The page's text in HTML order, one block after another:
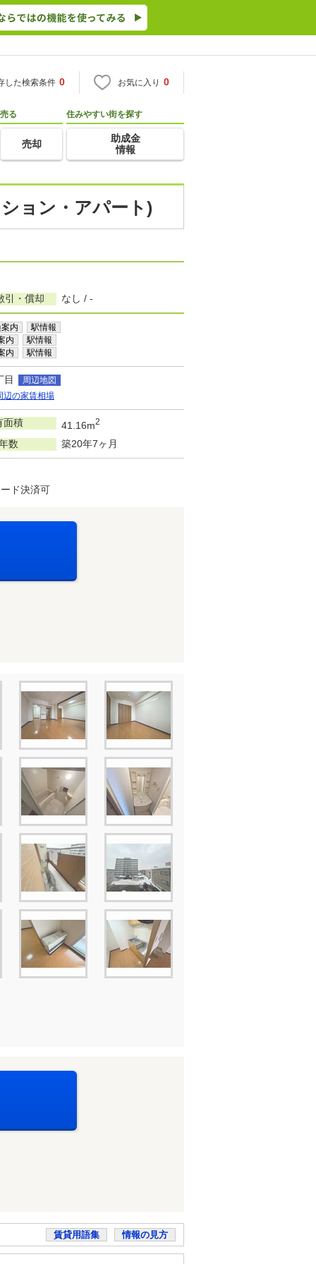
した検索条件 0 お気に入り 0
売る
売却
住みやすい街を探す
助成金
情報
ョン・アパート)
引・償却 なし / -
内 駅情報
内 駅情報
内 駅情報
目
周辺地図
辺の家賃相場
面積 41.16m2
数 築20年7ヶ月
ド決済可
賃貸用語集 情報の見方